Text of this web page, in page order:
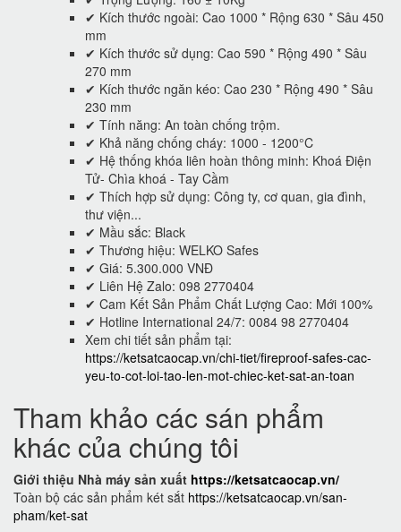
✔ Kích thước ngoài: Cao 1000 * Rộng 630 * Sâu 450
mm
✔ Kích thước sử dụng: Cao 590 * Rộng 490 * Sâu
270 mm
✔ Kích thước ngăn kéo: Cao 230 * Rộng 490 * Sâu
230 mm
✔ Tính năng: An toàn chống trộm.
✔ Khả năng chống cháy: 1000 - 1200°C
✔ Hệ thống khóa liên hoàn thông minh: Khoá Điện
Tử- Chìa khoá - Tay Cầm
✔ Thích hợp sử dụng: Công ty, cơ quan, gia đình,
thư viện...
✔ Mầu sắc: Black
✔ Thương hiệu: WELKO Safes
✔ Giá: 5.300.000 VNĐ
✔ Liên Hệ Zalo: 098 2770404
✔ Cam Kết Sản Phẩm Chất Lượng Cao: Mới 100%
✔ Hotline International 24/7: 0084 98 2770404
Xem chi tiết sản phẩm tại:
https://ketsatcaocap.vn/chi-tiet/fireproof-safes-cac-
yeu-to-cot-loi-tao-len-mot-chiec-ket-sat-an-toan
Tham khảo các sán phẩm
khác của chúng tôi
Giới thiệu Nhà máy sản xuất https://ketsatcaocap.vn/
Toàn bộ các sản phẩm két sắt https://ketsatcaocap.vn/san-
pham/ket-sat